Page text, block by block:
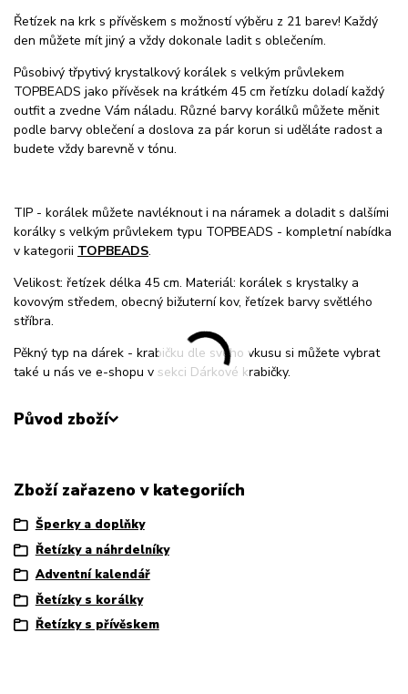
Řetízek na krk s přívěskem s možností výběru z 21 barev! Každý
den můžete mít jiný a vždy dokonale ladit s oblečením.
Působivý třpytivý krystalkový korálek s velkým průvlekem
TOPBEADS jako přívěsek na krátkém 45 cm řetízku doladí každý
outfit a zvedne Vám náladu. Různé barvy korálků můžete měnit
podle barvy oblečení a doslova za pár korun si uděláte radost a
budete vždy barevně v tónu.
TIP - korálek můžete navléknout i na náramek a doladit s dalšími
korálky s velkým průvlekem typu TOPBEADS - kompletní nabídka
v kategorii TOPBEADS.
Velikost: řetízek délka 45 cm. Materiál: korálek s krystalky a
kovovým středem, obecný bižuterní kov, řetízek barvy světlého
stříbra.
Pěkný typ na dárek - krabičku dle svého vkusu si můžete vybrat
také u nás ve e-shopu v sekci Dárkové krabičky.
Původ zboží
Zboží zařazeno v kategoriích
Šperky a doplňky
Řetízky a náhrdelníky
Adventní kalendář
Řetízky s korálky
Řetízky s přívěskem